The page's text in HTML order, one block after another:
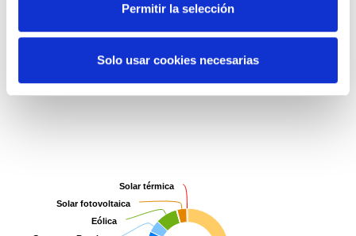
Permitir la selección
Solo usar cookies necesarias
View as data table, SubirSubir
Eólica
Eólica
Solar fotovoltaica
Solar fotovoltaica
Solar térmica
Solar térmica